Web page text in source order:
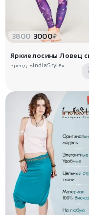
3800 3000₽
Яркие лосины Ловец
Бренд: «IndiaStyle»